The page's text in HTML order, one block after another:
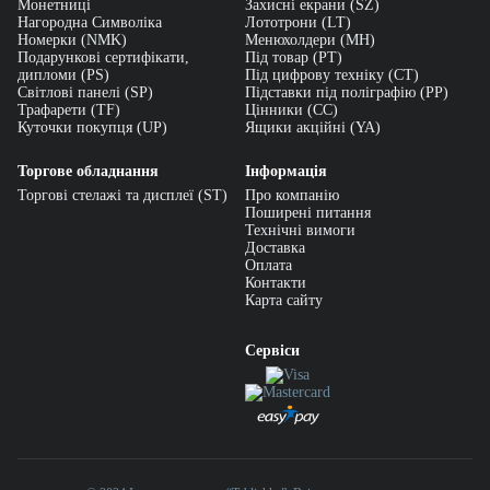
Економічність — один трафарет можна використовувати
багаторазово, що значно дешевше за одноразовий друк чи стікери.
Гнучкість нанесення — підходить для бетону, асфальту, дерева,
металу, тканини, пластику.
Бездоганна точність — шаблон дозволяє рівно й чітко перенести
Візуальна впізнаваність — використовуються для сигналізації,
брендування, навігації чи розмітки.
Рекомендовано для: торгових залів, виставкових стендів, фудкортів,
паркінгів, виробничих майданчиків, офісів.
Перегляньте каталог трафаретів і оберіть готовий шаблон.
Якщо потрібен власний дизайн — надішліть макет чи опишіть
завдання, вкажіть розмір, матеріал, кількість.
Додайте товар в кошик і оформіть покупку — або зв’яжіться з
Отримайте готовий трафарет — під ключ, з доставкою по
Монетниці
Нагородна Символіка
Номерки (NMK)
Подарункові сертифікати,
дипломи (PS)
Світлові панелі (SP)
Трафарети (TF)
Куточки покупця (UP)
Захисні екрани (SZ)
Лототрони (LT)
Менюхолдери (MH)
Під товар (PT)
Під цифрову техніку (CT)
Підставки під поліграфію (PP)
Цінники (СС)
Ящики акційні (YA)
Торгове обладнання
Торгові стелажі та дисплеї (ST)
Інформація
Про компанію
Поширені питання
Технічні вимоги
Доставка
Оплата
Контакти
Карта сайту
Сервіси